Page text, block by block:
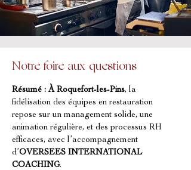
Notre foire aux questions
Résumé : À Roquefort-les-Pins, la
fidélisation des équipes en restauration
repose sur un management solide, une
animation régulière, et des processus RH
efficaces, avec l’accompagnement
d’OVERSEES INTERNATIONAL
COACHING.